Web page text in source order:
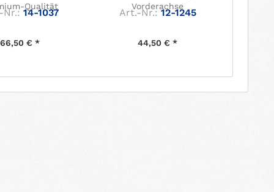
Qualität
14-1037
66,50 € *
Vorderachse
Art.-Nr.: 12-1245
44,50 € *